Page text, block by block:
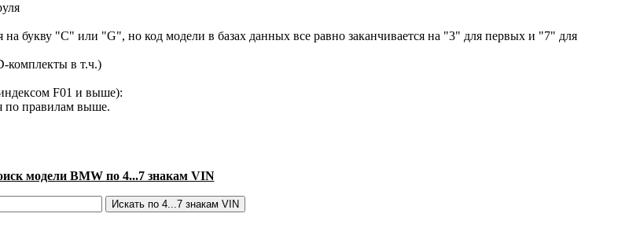
букву "C" или "G", но код модели в базах данных все равно заканчивается на "3" для первых и "7" для
комплекты в т.ч.)
F01 и выше):
по правилам выше.
модели BMW по 4...7 знакам VIN